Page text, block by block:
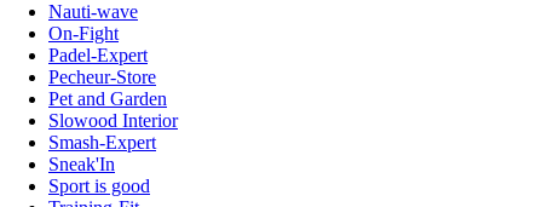
Nauti-wave
On-Fight
Padel-Expert
Pecheur-Store
Pet and Garden
Slowood Interior
Smash-Expert
Sneak'In
Sport is good